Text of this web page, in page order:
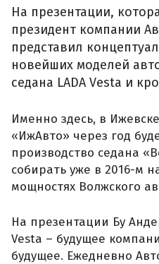
На презентации,
президент компании
представил
новейших моделей
седана LADA Vesta и
Именно здесь, в
«ИжАвто» через год
производство седана
собирать уже в 2016-м
мощностях Волжского
На презентации Бу
Vesta – будущее
будущее. Ежедневно